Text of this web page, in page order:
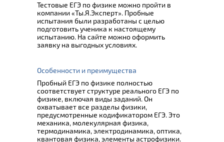
Тестовые ЕГЭ по физике можно пройти в
компании «Ты.Я.Эксперт». Пробные
испытания были разработаны с целью
подготовить ученика к настоящему
испытанию. На сайте можно оформить
заявку на выгодных условиях.
Пробный ЕГЭ по физике полностью
соответствует структуре реального ЕГЭ по
физике, включая виды заданий. Он
охватывает все разделы физики,
предусмотренные кодификатором ЕГЭ. Это
механика, молекулярная физика,
термодинамика, электродинамика, оптика,
квантовая физика, элементы астрофизики.
Особенности и преимущества